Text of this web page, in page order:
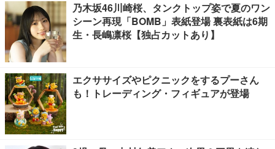
乃木坂46川崎桜、タンクトップ姿で夏のワン
シーン再現「BOMB」表紙登場 裏表紙は6期
生・長嶋凛桜【独占カットあり】
エクササイズやピクニックをするプーさん
も！トレーディング・フィギュアが登場